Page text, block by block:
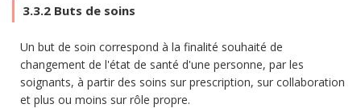
3.3.2 Buts de soins
Un but de soin correspond à la finalité souhaité de
changement de l'état de santé d'une personne, par les
soignants, à partir des soins sur prescription, sur collaboration
et plus ou moins sur rôle propre.